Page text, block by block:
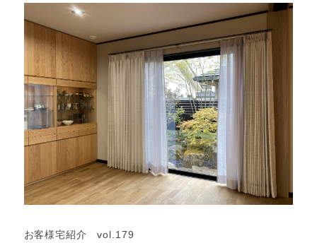
お客様宅紹介 vol.179